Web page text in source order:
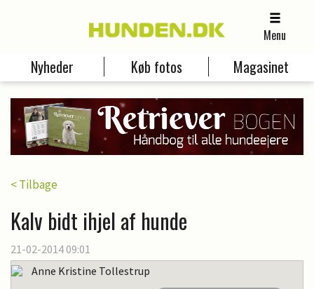
Menu
Nyheder Køb fotos Magasinet
< Tilbage
Kalv bidt ihjel af hunde
21-02-2014 09:01
Anne Kristine Tollestrup